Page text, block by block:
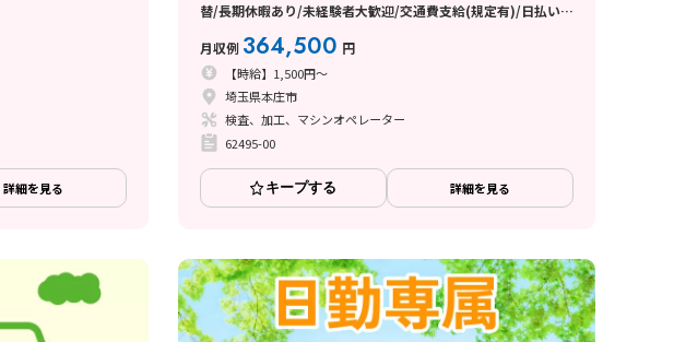
詳細を見る
替/長期休暇あり/未経験者大歓迎/交通費支給(規定有)/日払い・
週払い制度あり
月収例 364,500 円
【時給】1,500円～
埼玉県本庄市
検査、加工、マシンオペレーター
62495-00
キープする 詳細を見る